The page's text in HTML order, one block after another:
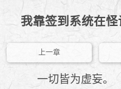
我靠签到系统在
上一章
一切皆为虚妄。